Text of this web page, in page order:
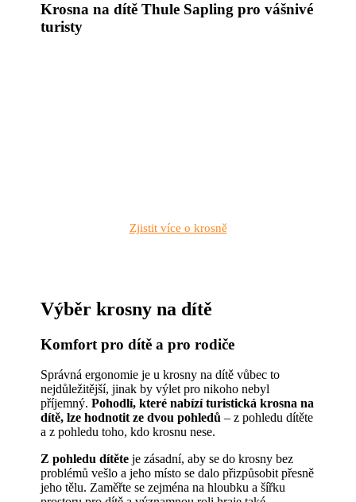
Krosna na dítě Thule Sapling pro vášnivé
turisty
Zjistit více o krosně
Výběr krosny na dítě
Komfort pro dítě a pro rodiče
Správná ergonomie je u krosny na dítě vůbec to
nejdůležitější, jinak by výlet pro nikoho nebyl
příjemný.Pohodlí, které nabízí turistická krosna na
dítě, lze hodnotit ze dvou pohledů – z pohledu dítěte
a z pohledu toho, kdo krosnu nese.
Z pohledu dítěte je zásadní, aby se do krosny bez
problémů vešlo a jeho místo se dalo přizpůsobit přesně
jeho tělu. Zaměřte se zejména na hloubku a šířku